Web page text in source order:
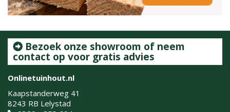
Bezoek onze showroom of neem
contact op voor gratis advies
Onlinetuinhout.nl
Kaapstanderweg 41
8243 RB Lelystad